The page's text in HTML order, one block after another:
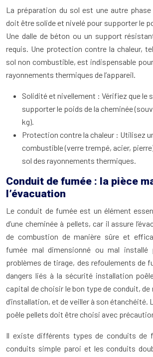
La préparation du sol est une autre
doit être solide et nivelé pour supporter le
Une dalle de béton ou un support
requis. Une protection contre la chaleur,
sol non combustible, est indispensable
rayonnements thermiques de l’appareil.
Solidité et nivellement : Vérifiez que le
supporter le poids de la cheminée
kg).
Protection contre la chaleur : Utilisez
combustible (verre trempé, acier,
sol des rayonnements thermiques.
Conduit de fumée : la pièce
l’évacuation
Le conduit de fumée est un élément
d’une cheminée à pellets, car il assure
de combustion de manière sûre et
fumée mal dimensionné ou mal installé
problèmes de tirage, des refoulements de
dangers liés à la sécurité installation
capital de choisir le bon type de conduit, de
d’installation, et de veiller à son étanchéité.
poêle pellets doit être choisi avec
Il existe différents types de conduits de
conduits simple paroi et les conduits